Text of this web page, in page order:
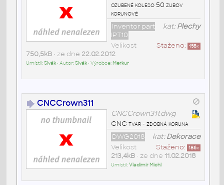
ozubené koleso 50 zubov
korunové
kat:Plechy
Inventor part
IPT10
Staženo: 158x
Velikost
750,5kB• ze dne 22.02.2012
Umístil:Sivák• Autor:Sivák• Výrobce: Merkur
CNCCrown311
CNCCrown311.dwg
CNC tvar - zdobná koruna
kat:Dekorace
DWG2018
Staženo: 186x
Velikost
213,4kB• ze dne 11.02.2018
Umístil:Vladimir Michl